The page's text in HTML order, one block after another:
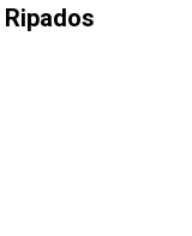
Ripados